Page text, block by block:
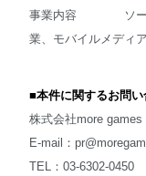
事業内容 ソーシ
業、モバイルメディ
■本件に関するお問
株式会社more
E-mail：
TEL：03-6302-